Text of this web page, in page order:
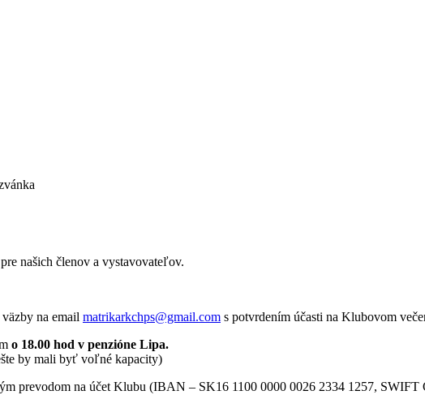
našich členov a vystavovateľov.
na email matrikarkchps@gmail.com s potvrdením účasti na Klubovom
o 18.00 hod v penzióne Lipa.
by mali byť voľné kapacity)
prevodom na účet Klubu (IBAN – SK16 1100 0000 0026 2334 1257,